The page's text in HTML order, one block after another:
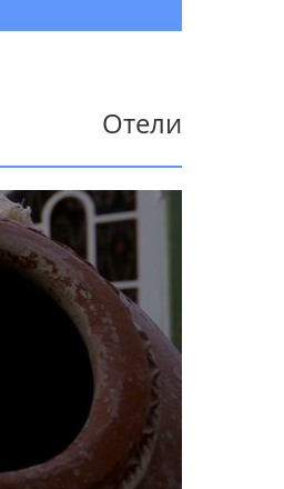
Отели